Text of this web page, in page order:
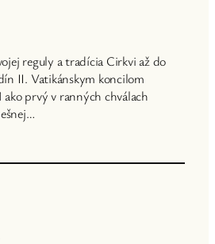
reguly a tradícia Cirkvi až do
II. Vatikánskym koncilom
prvý v ranných chválach